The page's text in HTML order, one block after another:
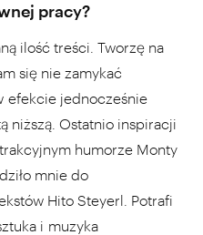
pracy?
ilość treści. Tworzę na
się nie zamykać
efekcie jednocześnie
niższą. Ostatnio inspiracji
humorze Monty
mnie do
Hito Steyerl. Potrafi
i muzyka